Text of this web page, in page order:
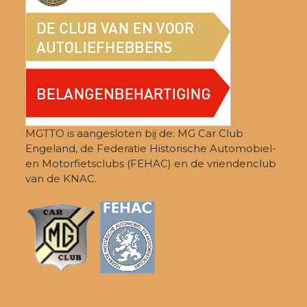
MGTTO is aangesloten bij de: MG Car Club
Engeland, de Federatie Historische Automobiel-
en Motorfietsclubs (FEHAC) en de vriendenclub
van de KNAC.